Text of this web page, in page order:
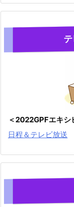
＜2022GPFエキシ
日程＆テレビ放送